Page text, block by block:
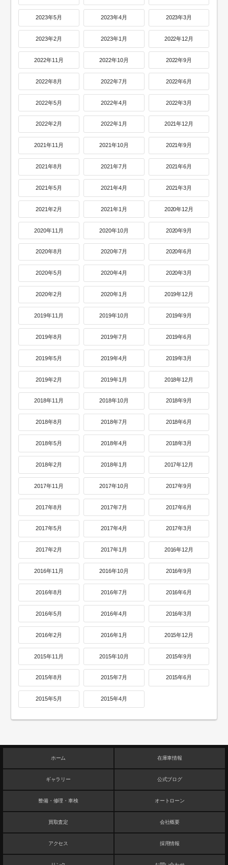
2023年5月 2023年4月 2023年3月
2023年2月 2023年1月 2022年12月
2022年11月 2022年10月 2022年9月
2022年8月 2022年7月 2022年6月
2022年5月 2022年4月 2022年3月
2022年2月 2022年1月 2021年12月
2021年11月 2021年10月 2021年9月
2021年8月 2021年7月 2021年6月
2021年5月 2021年4月 2021年3月
2021年2月 2021年1月 2020年12月
2020年11月 2020年10月 2020年9月
2020年8月 2020年7月 2020年6月
2020年5月 2020年4月 2020年3月
2020年2月 2020年1月 2019年12月
2019年11月 2019年10月 2019年9月
2019年8月 2019年7月 2019年6月
2019年5月 2019年4月 2019年3月
2019年2月 2019年1月 2018年12月
2018年11月 2018年10月 2018年9月
2018年8月 2018年7月 2018年6月
2018年5月 2018年4月 2018年3月
2018年2月 2018年1月 2017年12月
2017年11月 2017年10月 2017年9月
2017年8月 2017年7月 2017年6月
2017年5月 2017年4月 2017年3月
2017年2月 2017年1月 2016年12月
2016年11月 2016年10月 2016年9月
2016年8月 2016年7月 2016年6月
2016年5月 2016年4月 2016年3月
2016年2月 2016年1月 2015年12月
2015年11月 2015年10月 2015年9月
2015年8月 2015年7月 2015年6月
2015年5月 2015年4月
ホーム 在庫車情報
ギャラリー 公式ブログ
整備・修理・車検 オートローン
買取査定 会社概要
アクセス 採用情報